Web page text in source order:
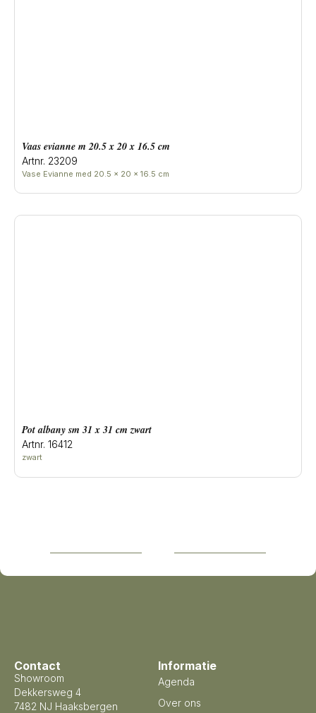
Vaas evianne m 20.5 x 20 x 16.5 cm
Artnr. 23209
Vase Evianne med 20.5 x 20 x 16.5 cm
Pot albany sm 31 x 31 cm zwart
Artnr. 16412
zwart
Contact
Showroom
Dekkersweg 4
7482 NJ Haaksbergen
Informatie
Agenda
Over ons